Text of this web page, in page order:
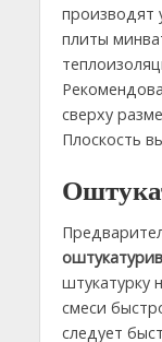
производят
плиты
сверху
Плоскость
штукатурку
смеси
следует